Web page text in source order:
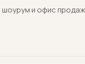
шоурум и офис